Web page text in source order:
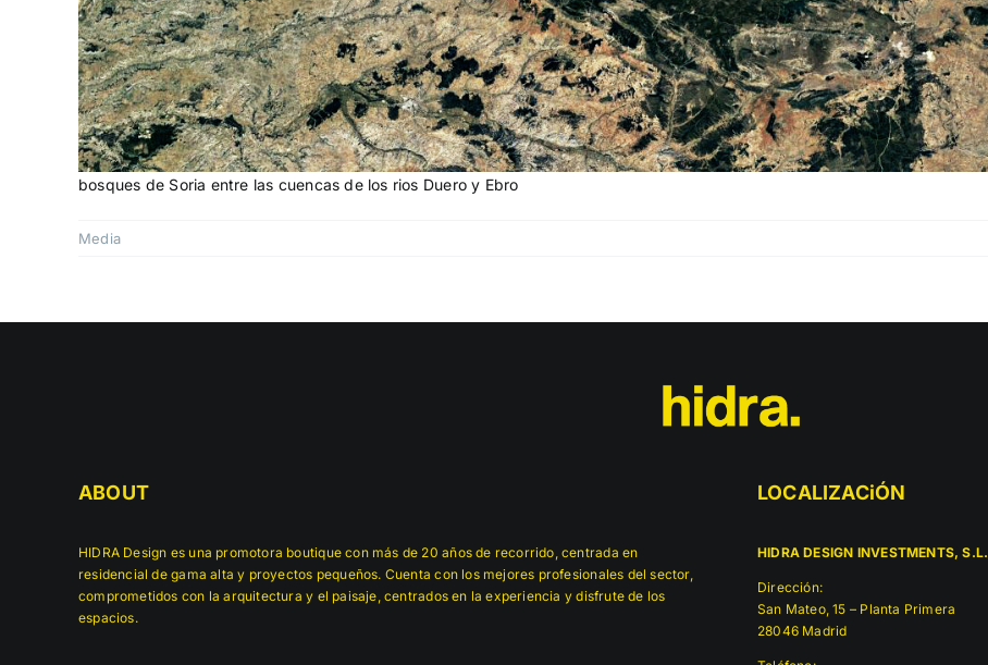
bosques de Soria entre las cuencas de los rios Duero y Ebro
Media
ABOUT
HIDRA Design es una promotora boutique con más de 20 años de recorrido, centrada en
residencial de gama alta y proyectos pequeños. Cuenta con los mejores profesionales del sector,
comprometidos con la arquitectura y el paisaje, centrados en la experiencia y disfrute de los
espacios.
LOCALIZACiÓN
HIDRA DESIGN INVESTMENTS, S.L.
Dirección:
San Mateo, 15 – Planta Primera
28046 Madrid